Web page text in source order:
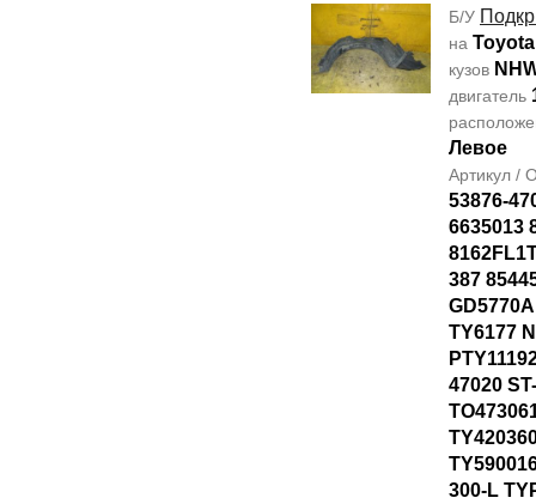
Б/У
на
кузов
двигатель
Левое
Артикул /
53876-
6635013
387
TY6177
47020
300-L